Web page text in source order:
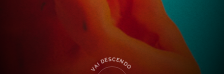
V
A
IDESCENDO